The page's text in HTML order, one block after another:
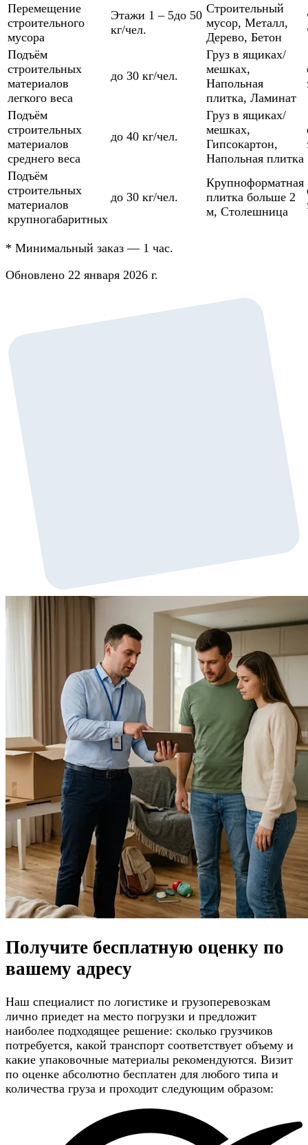
Перемещение
строительного
мусора
Этажи 1 – 5до 50
кг/чел.
Строительный
мусор, Металл,
Дерево, Бетон
Подъём
строительных
материалов
легкого веса
до 30 кг/чел.
Груз в ящиках/
мешках,
Напольная
плитка, Ламинат
Подъём
строительных
материалов
среднего веса
до 40 кг/чел.
Груз в ящиках/
мешках,
Гипсокартон,
Напольная плитка
Подъём
строительных
материалов
крупногабаритных
до 30 кг/чел.
Крупноформатная
плитка больше 2
м, Столешница
* Минимальный заказ — 1 час.
Обновлено 22 января 2026 г.
Получите бесплатную оценку по
вашему адресу
Наш специалист по логистике и грузоперевозкам
лично приедет на место погрузки и предложит
наиболее подходящее решение: сколько грузчиков
потребуется, какой транспорт соответствует объему и
какие упаковочные материалы рекомендуются. Визит
по оценке абсолютно бесплатен для любого типа и
количества груза и проходит следующим образом: